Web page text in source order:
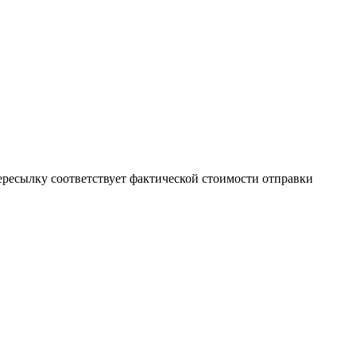
соответствует фактической стоимости отправки